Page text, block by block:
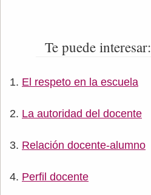
Te puede interesar:
El respeto en la escuela
La autoridad del docente
Relación docente-alumno
Perfil docente